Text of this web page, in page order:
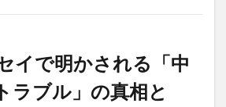
イで明かされる「中
ラブル」の真相と